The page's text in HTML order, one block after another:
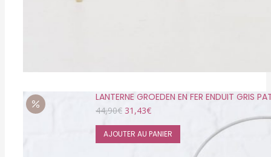
LANTERNE GROEDEN EN FER ENDUIT GRIS
44,90€ Le
initial
était :
31,43€Le
actuel
est :
AJOUTER AU PANIER